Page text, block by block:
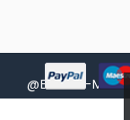
@Elektro-Markt